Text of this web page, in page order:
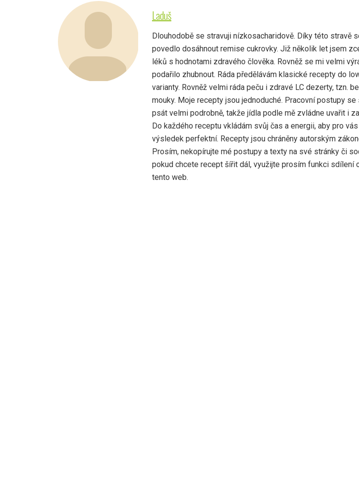
Laduš
Dlouhodobě se stravuji nízkosacharidově. Díky této stravě
povedlo dosáhnout remise cukrovky. Již několik let jsem
léků s hodnotami zdravého člověka. Rovněž se mi velmi
podařilo zhubnout. Ráda předělávám klasické recepty do
varianty. Rovněž velmi ráda peču i zdravé LC dezerty, tzn.
mouky. Moje recepty jsou jednoduché. Pracovní postupy se
psát velmi podrobně, takže jídla podle mě zvládne uvařit i
Do každého receptu vkládám svůj čas a energii, aby pro vás
výsledek perfektní. Recepty jsou chráněny autorským
Prosím, nekopírujte mé postupy a texty na své stránky či
pokud chcete recept šířit dál, využijte prosím funkci sdílení
tento web.